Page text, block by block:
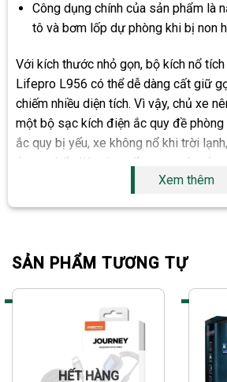
Công dụng chính của sản phẩm là
tô và bơm lốp dự phòng khi bị non
Với kích thước nhỏ gọn, bộ kích nổ
Lifepro L956 có thể dễ dàng cất giữ
chiếm nhiều diện tích. Vì vậy, chủ xe
một bộ sạc kích điện ắc quy đề
ắc quy bị yếu, xe không nổ khi trời
ắc quy hết điện do xuống xe quên tắt
xe… Ngoài ra còn có thể dùng như 1
1 LIFEPRO L956
mang lại sự chủ động và thuận tiện.
trang bị sẵn 1 sản phẩm. Một bộ kích
gồm 2 phần chính : Phần dây đấu nối
dương được phân biệt bằng hai màu
Xem thêm
SẢN PHẨM TƯƠNG TỰ
HẾT HÀNG